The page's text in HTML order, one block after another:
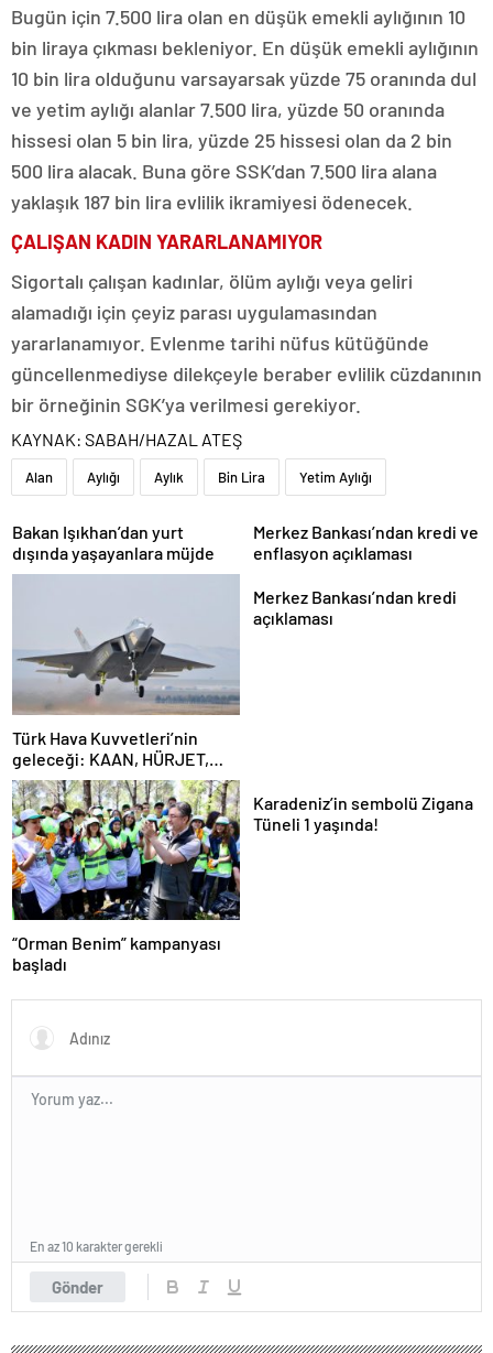
Bugün için 7.500 lira olan en düşük emekli aylığının 10
bin liraya çıkması bekleniyor. En düşük emekli aylığının
10 bin lira olduğunu varsayarsak yüzde 75 oranında dul
ve yetim aylığı alanlar 7.500 lira, yüzde 50 oranında
hissesi olan 5 bin lira, yüzde 25 hissesi olan da 2 bin
500 lira alacak. Buna göre SSK’dan 7.500 lira alana
yaklaşık 187 bin lira evlilik ikramiyesi ödenecek.
ÇALIŞAN KADIN YARARLANAMIYOR
Sigortalı çalışan kadınlar, ölüm aylığı veya geliri
alamadığı için çeyiz parası uygulamasından
yararlanamıyor. Evlenme tarihi nüfus kütüğünde
güncellenmediyse dilekçeyle beraber evlilik cüzdanının
bir örneğinin SGK’ya verilmesi gerekiyor.
KAYNAK: SABAH/HAZAL ATEŞ
Alan Aylığı Aylık Bin Lira Yetim Aylığı
Bakan Işıkhan’dan yurt
dışında yaşayanlara müjde
Merkez Bankası’ndan kredi ve
enflasyon açıklaması
Türk Hava Kuvvetleri’nin
geleceği: KAAN, HÜRJET,
GÖKBEY ve HÜRKÜŞ
Merkez Bankası’ndan kredi
açıklaması
“Orman Benim” kampanyası
başladı
Karadeniz’in sembolü Zigana
Tüneli 1 yaşında!
Gönder
En az 10 karakter gerekli